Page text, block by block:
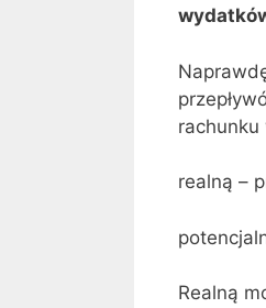
realną –
Realną